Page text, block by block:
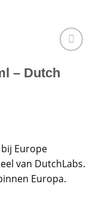
– Dutch
bij Europe
van DutchLabs.
Europa.